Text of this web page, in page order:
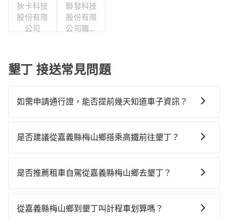
狄卡科技
股份有限
公司
聯發科技
股份有限
公司職工
墾丁 接送常見問題
如需申請通行證，能否提前幾天知道車子資訊？
供用車前一天凌晨六點前取消訂單的服務。所以我們會
可事先將您的需求寄至旅步的客服信箱：
是否建議從嘉義縣梅山鄉搭乘高鐵前往墾丁？
時，且難叫計程車前往高鐵站！從最早06:59一直到
站，叫一輛計程車花費約700元、車程約41分鐘。抵達
是否推薦租車自駕從嘉義縣梅山鄉去墾丁？
時不需要閉目養神（因為要自己開車），最重要的是你
從嘉義縣梅山鄉到墾丁叫計程車划算嗎？